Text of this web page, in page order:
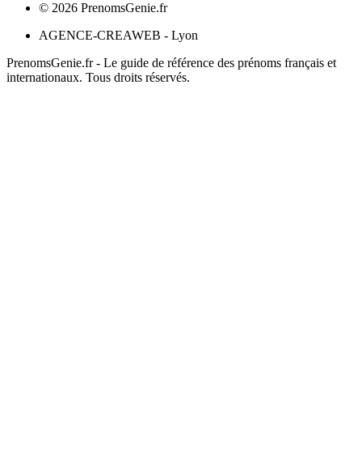
© 2026 PrenomsGenie.fr
AGENCE-CREAWEB - Lyon
PrenomsGenie.fr - Le guide de référence des prénoms français et
internationaux. Tous droits réservés.